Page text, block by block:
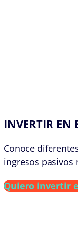
INVERTIR EN
Conoce
ingresos pasivos
Quiero invertir